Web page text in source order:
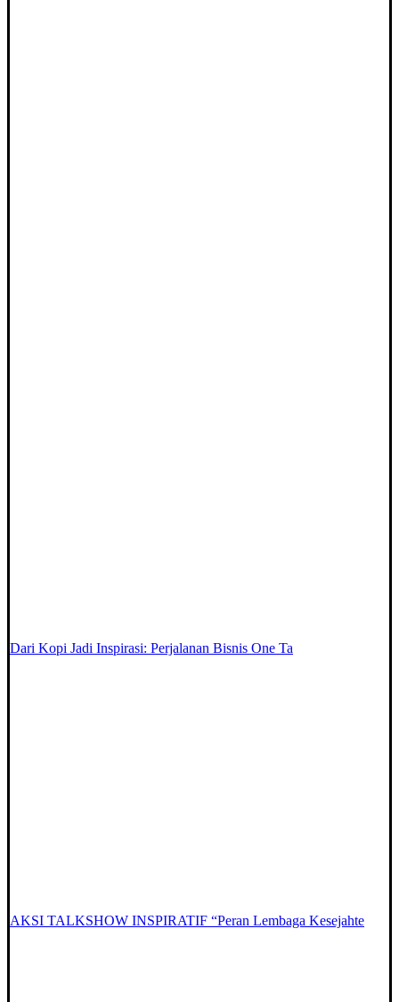
Dari Kopi Jadi Inspirasi: Perjalanan Bisnis One Ta
AKSI TALKSHOW INSPIRATIF “Peran Lembaga Kesejahte